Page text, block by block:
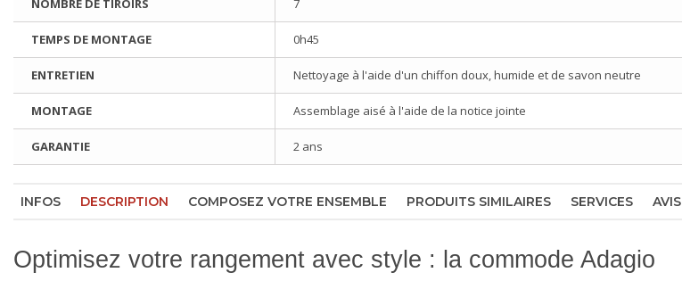
NOMBRE DE TIROIRS 7
TEMPS DE MONTAGE 0h45
ENTRETIEN Nettoyage à l'aide d'un chiffon doux, humide et de savon neutre
MONTAGE Assemblage aisé à l'aide de la notice jointe
GARANTIE 2 ans
INFOS DESCRIPTION COMPOSEZ VOTRE ENSEMBLE PRODUITS SIMILAIRES SERVICES AVIS
Optimisez votre rangement avec style : la commode Adagio